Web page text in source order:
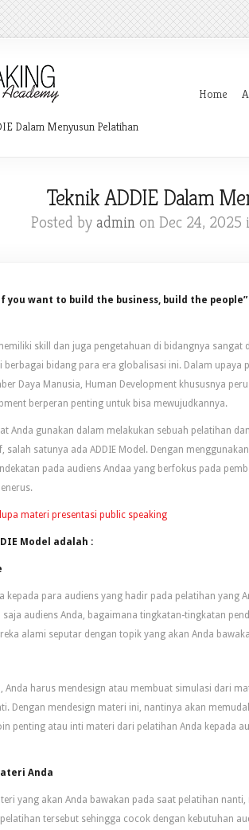
Home
Dalam Menyusun Pelatihan
Teknik ADDIE Dalam
Posted by adminon Dec 24, 2025
you want to build the business, build the people”
skill dan juga pengetahuan di bidangnya sangat
berbagai bidang para era globalisasi ini. Dalam upaya
Daya Manusia, Human Development khususnya
berperan penting untuk bisa mewujudkannya.
Anda gunakan dalam melakukan sebuah pelatihan
salah satunya ada ADDIE Model. Dengan menggunakan
pada audiens Andaa yang berfokus pada
materi presentasi public speaking
Model adalah :
kepada para audiens yang hadir pada pelatihan yang
audiens Anda, bagaimana tingkatan-tingkatan
alami seputar dengan topik yang akan Anda
Anda harus mendesign atau membuat simulasi dari
Dengan mendesign materi ini, nantinya akan
penting atau inti materi dari pelatihan Anda kepada
Anda
yang akan Anda bawakan pada saat pelatihan nanti,
tersebut sehingga cocok dengan kebutuhan